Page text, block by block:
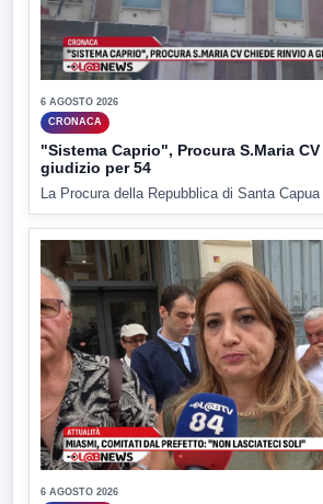
6 AGOSTO 2026
CRONACA
"Sistema Caprio", Procura S.Maria
giudizio per 54
La Procura della Repubblica di Santa Capua
6 AGOSTO 2026